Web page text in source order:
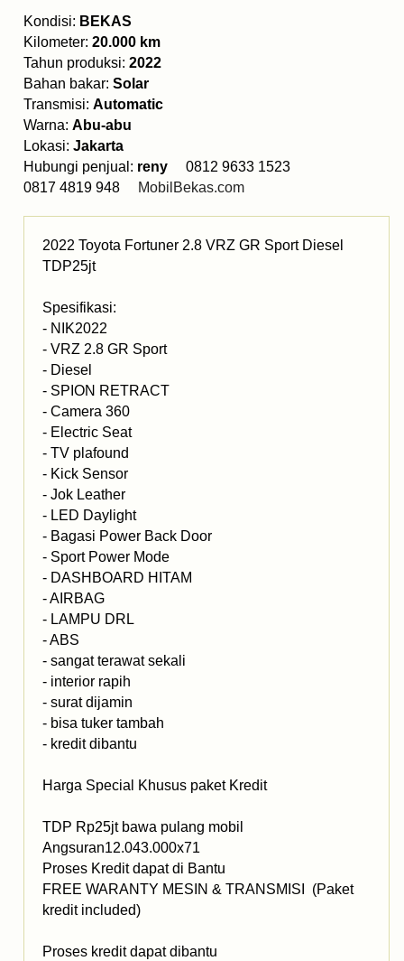
Kondisi: BEKAS
Kilometer: 20.000 km
Tahun produksi: 2022
Bahan bakar: Solar
Transmisi: Automatic
Warna: Abu-abu
Lokasi: Jakarta
Hubungi penjual: reny 0812 9633 1523
0817 4819 948
MobilBekas.com
2022 Toyota Fortuner 2.8 VRZ GR Sport Diesel
TDP25jt
Spesifikasi:
- NIK2022
- VRZ 2.8 GR Sport
- Diesel
- SPION RETRACT
- Camera 360
- Electric Seat
- TV plafound
- Kick Sensor
- Jok Leather
- LED Daylight
- Bagasi Power Back Door
- Sport Power Mode
- DASHBOARD HITAM
- AIRBAG
- LAMPU DRL
- ABS
- sangat terawat sekali
- interior rapih
- surat dijamin
- bisa tuker tambah
- kredit dibantu
Harga Special Khusus paket Kredit
TDP Rp25jt bawa pulang mobil
Angsuran12.043.000x71
Proses Kredit dapat di Bantu
FREE WARANTY MESIN & TRANSMISI (Paket
kredit included)
Proses kredit dapat dibantu